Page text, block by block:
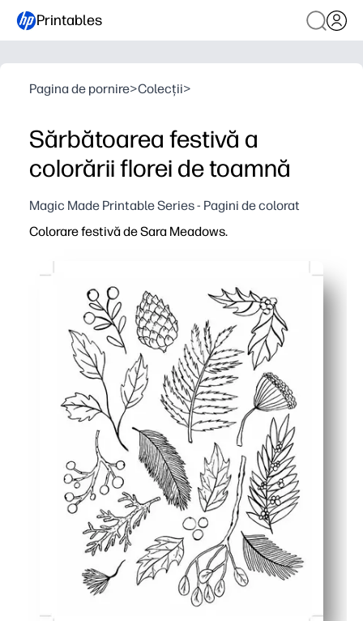
Printables
Pagina de pornire>Colecții>
Sărbătoarea festivă a
colorării florei de toamnă
Magic Made Printable Series - Pagini de colorat
Colorare festivă de Sara Meadows.